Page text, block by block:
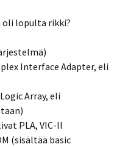
oli lopulta rikki?
Interface Adapter, eli
Array, eli
PLA, VIC-II
(sisältää basic